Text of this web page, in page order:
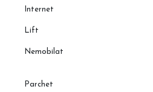
Internet
Lift
Nemobilat
Parchet